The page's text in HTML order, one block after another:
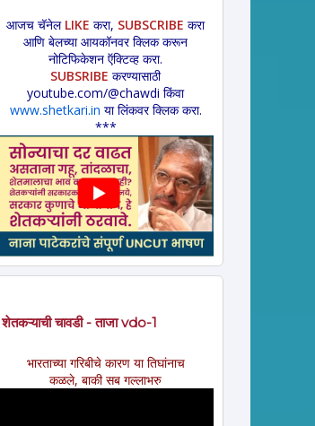
आजच चॅनेल LIKE करा, SUBSCRIBE करा
आणि बेलच्या आयकॉनवर क्लिक करून
नोटिफिकेशन ऍक्टिव्ह करा.
SUBSRIBE करण्यासाठी
youtube.com/@chawdi किंवा
www.shetkari.in या लिंकवर क्लिक करा.
***
शेतकऱ्याची चावडी - ताजा vdo-1
भारताच्या गरिबीचे कारण या तिघांनाच
कळले, बाकी सब गल्लाभरु